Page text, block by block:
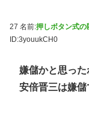
27 名前:押しボタン式の
ID:3youukCH0
嫌儲かと思った
安倍晋三は嫌儲